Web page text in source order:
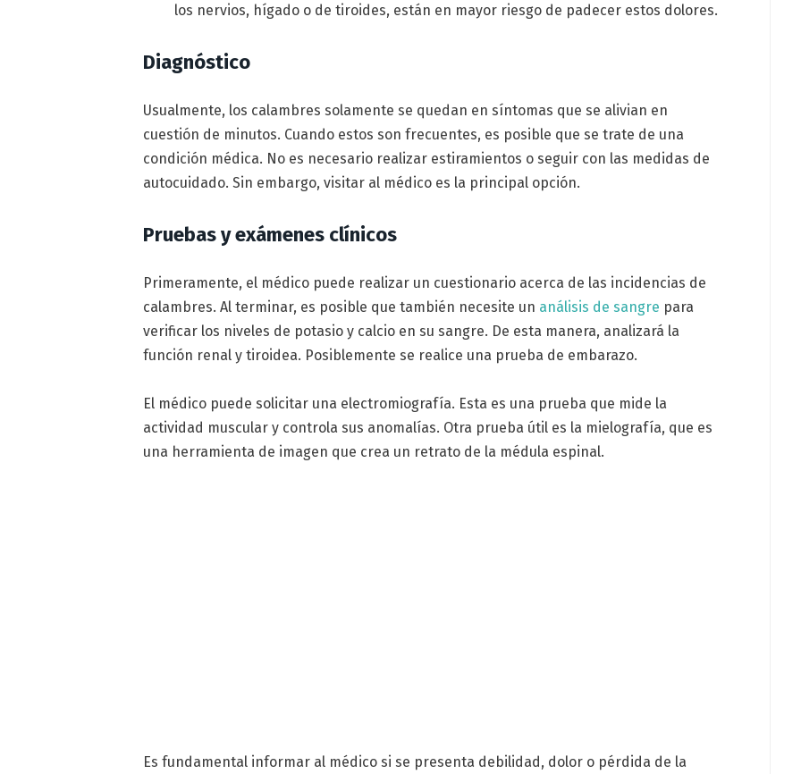
los nervios, hígado o de tiroides, están en mayor riesgo de padecer estos dolores.
Diagnóstico
Usualmente, los calambres solamente se quedan en síntomas que se alivian en
cuestión de minutos. Cuando estos son frecuentes, es posible que se trate de una
condición médica. No es necesario realizar estiramientos o seguir con las medidas de
autocuidado. Sin embargo, visitar al médico es la principal opción.
Pruebas y exámenes clínicos
Primeramente, el médico puede realizar un cuestionario acerca de las incidencias de
calambres. Al terminar, es posible que también necesite un análisis de sangre para
verificar los niveles de potasio y calcio en su sangre. De esta manera, analizará la
función renal y tiroidea. Posiblemente se realice una prueba de embarazo.
El médico puede solicitar una electromiografía. Esta es una prueba que mide la
actividad muscular y controla sus anomalías. Otra prueba útil es la mielografía, que es
una herramienta de imagen que crea un retrato de la médula espinal.
Es fundamental informar al médico si se presenta debilidad, dolor o pérdida de la